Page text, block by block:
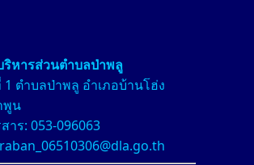
ริหารส่วนตำบลป่าพลู
ตำบลป่าพลู อำเภอบ้านโฮ่ง
พูน
าร: 053-096063